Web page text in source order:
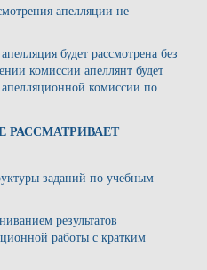
апелляции не
будет рассмотрена без
комиссии апеллянт будет
комиссии по
РАССМАТРИВАЕТ
заданий по учебным
результатов
работы с кратким